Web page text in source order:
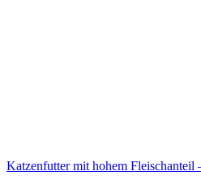
Katzenfutter mit hohem